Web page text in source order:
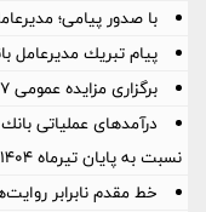
با صدور پیامی؛
پیام تبریك مدیرعامل
برگزاری مزایده عمومی 127 فقره از املاك مازاد بانك ملت
نسبت به پایان تیرماه 1404
خط مقدم نابرابر